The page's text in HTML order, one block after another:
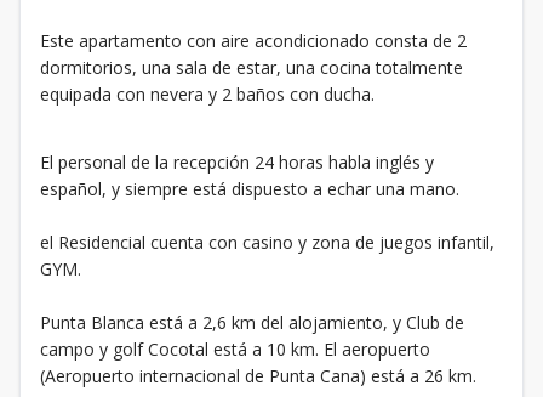
Este apartamento con aire acondicionado consta de 2
dormitorios, una sala de estar, una cocina totalmente
equipada con nevera y 2 baños con ducha.
El personal de la recepción 24 horas habla inglés y
español, y siempre está dispuesto a echar una mano.
el Residencial cuenta con casino y zona de juegos infantil,
GYM.
Punta Blanca está a 2,6 km del alojamiento, y Club de
campo y golf Cocotal está a 10 km. El aeropuerto
(Aeropuerto internacional de Punta Cana) está a 26 km.